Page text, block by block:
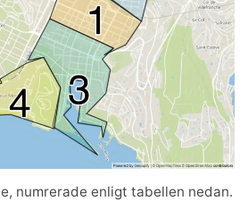
numrerade enligt tabellen nedan.